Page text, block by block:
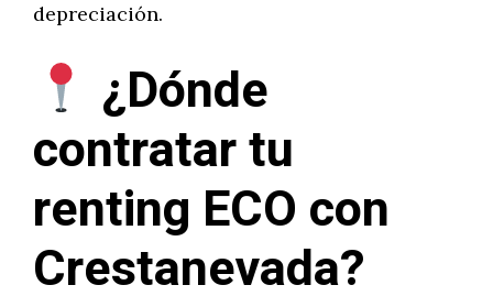
depreciación.
¿Dónde
contratar tu
renting ECO con
Crestanevada?